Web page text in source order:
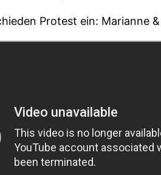
Protest ein: Marianne